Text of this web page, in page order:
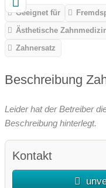
Geeignet für
Ästhetische
Zahnersatz
Beschreibung
Leider hat der Betreiber
Beschreibung hinterlegt.
Kontakt